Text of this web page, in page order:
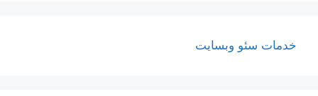
خدمات سئو وبسایت